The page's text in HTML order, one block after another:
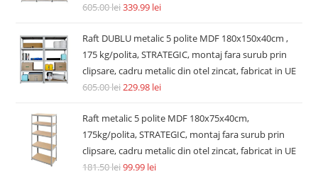
605.00lei339.99 lei
Raft DUBLU metalic 5 polite MDF 180x150x40cm ,
175 kg/polita, STRATEGIC, montaj fara surub prin
clipsare, cadru metalic din otel zincat, fabricat in UE
605.00lei229.98 lei
Raft metalic 5 polite MDF 180x75x40cm,
175kg/polita, STRATEGIC, montaj fara surub prin
clipsare, cadru metalic din otel zincat, fabricat in UE
181.50lei99.99 lei